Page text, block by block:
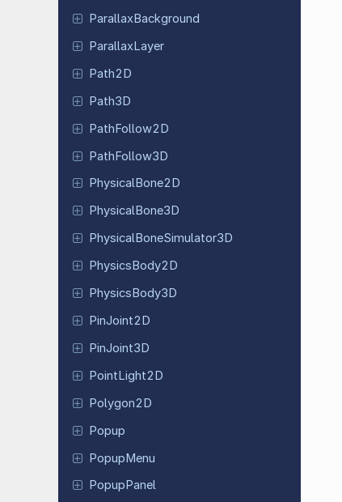
ParallaxBackground
ParallaxLayer
Path2D
Path3D
PathFollow2D
PathFollow3D
PhysicalBone2D
PhysicalBone3D
PhysicalBoneSimulator3D
PhysicsBody2D
PhysicsBody3D
PinJoint2D
PinJoint3D
PointLight2D
Polygon2D
Popup
PopupMenu
Popup Panel